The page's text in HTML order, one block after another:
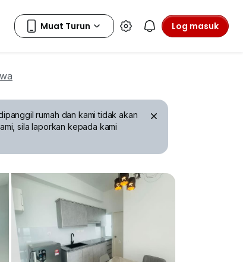
Log masuk
rumah dan kami tidak akan
sila laporkan kepada kami